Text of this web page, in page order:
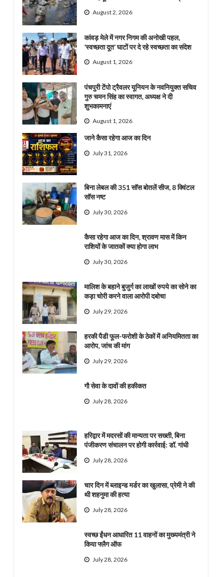
August 2, 2026
कांवड़ मेले में नगर निगम की अनोखी पहल,
‘स्वच्छता दूत’ घाटों पर दे रहे स्वच्छता का संदेश
August 1, 2026
पंचपुरी टेंपो ट्रैवलर यूनियन के नवनियुक्त सचिव
गुरु चमन सिंह का स्वागत, अध्यक्ष ने दी
शुभकामनाएं
August 1, 2026
जाने कैसा रहेगा आज का दिन
July 31, 2026
बिना लेबल की 351 सॉस बोतलें सीज, 8 क्विंटल
सॉस नष्ट
July 30, 2026
कैसा रहेगा आज का दिन, श्रावण मास में किन
राशियों के जातकों क्या होगा लाभ
July 30, 2026
मालिश के बहाने बुजुर्ग का लाखों रुपये का सोने का
कड़ा चोरी करने वाला आरोपी दबोचा
July 29, 2026
हरकी पैडी फूल-फरोशी के ठेकों में अनियमितता का
आरोप, जांच की मांग
July 29, 2026
गौ सेवा के दावों की हकीकत
July 28, 2026
हरिद्वार में मदरसों की मान्यता पर सख्ती, बिना
पंजीकरण संचालन पर होगी कार्रवाई: डॉ. गांधी
July 28, 2026
चार दिन में ब्लाइन्ड मर्डर का खुलासा, प्रेमी ने की
थी शहनुमा की हत्या
July 28, 2026
स्वच्छ ईंधन आधारित 11 वाहनों का मुख्यमंत्री ने
किया फ्लैग ऑफ
July 28, 2026